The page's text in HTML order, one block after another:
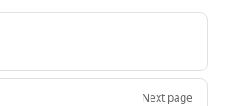
Next page